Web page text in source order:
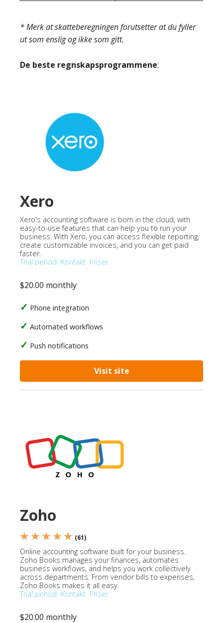
* Merk at skatteberegningen forutsetter at du fyller
ut som enslig og ikke som gitt.
De beste regnskapsprogrammene:
Xero
Xero's accounting software is born in the cloud, with
easy-to-use features that can help you to run your
business. With Xero, you can access flexible reporting,
create customizable invoices, and you can get paid
faster.
Trial period Kontakt Priser
$20.00 monthly
Phone integration
Automated workflows
Push notifications
Visit site
Zoho
★ ★ ★ ★ ★ (61)
Online accounting software built for your business.
Zoho Books manages your finances, automates
business workflows, and helps you work collectively
across departments. From vendor bills to expenses,
Zoho Books makes it all easy.
Trial period Kontakt Priser
$20.00 monthly